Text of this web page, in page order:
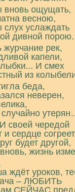
вновь ощущать,
весною,
слух услаждать
дивной порою.
рек,
капели,
И смех
из
беда,
неверен,
своей чередой
сердце
будет другой,
жизнь
ждёт уроков,
– ЛЮБИТЬ
СЕЙЧАС